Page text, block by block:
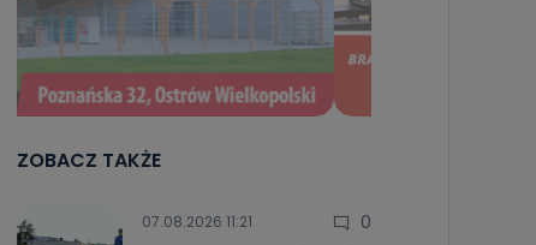
ZOBACZ TAKŻE
07.08.2026 11:21 0